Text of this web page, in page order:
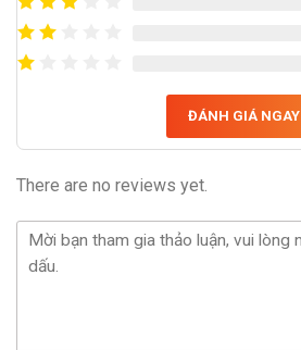
ĐÁNH GIÁ NGAY
There are no reviews yet.